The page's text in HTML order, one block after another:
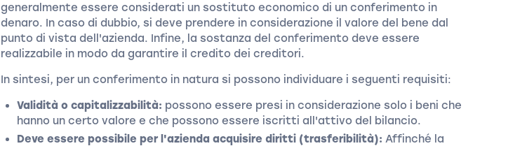
generalmente essere considerati un sostituto economico di un conferimento in
denaro. In caso di dubbio, si deve prendere in considerazione il valore del bene dal
punto di vista dell'azienda. Infine, la sostanza del conferimento deve essere
realizzabile in modo da garantire il credito dei creditori.
In sintesi, per un conferimento in natura si possono individuare i seguenti requisiti:
Validità o capitalizzabilità: possono essere presi in considerazione solo i beni che
hanno un certo valore e che possono essere iscritti all'attivo del bilancio.
Deve essere possibile per l'azienda acquisire diritti (trasferibilità): Affinché la